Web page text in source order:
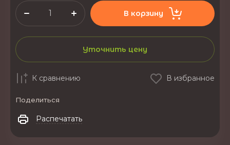
В корзину
Уточнить цену
К сравнению В избранное
Поделиться
Распечатать